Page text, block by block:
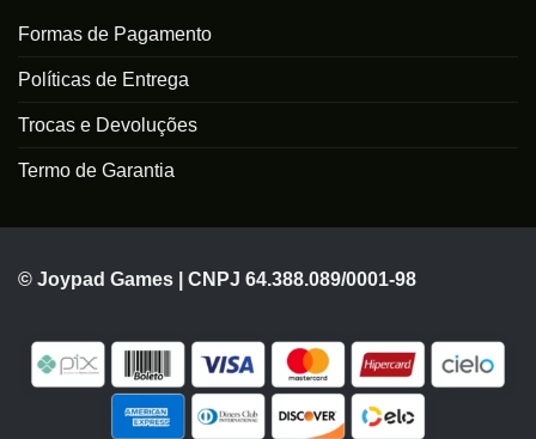
Formas de Pagamento
Políticas de Entrega
Trocas e Devoluções
Termo de Garantia
© Joypad Games | CNPJ 64.388.089/0001-98